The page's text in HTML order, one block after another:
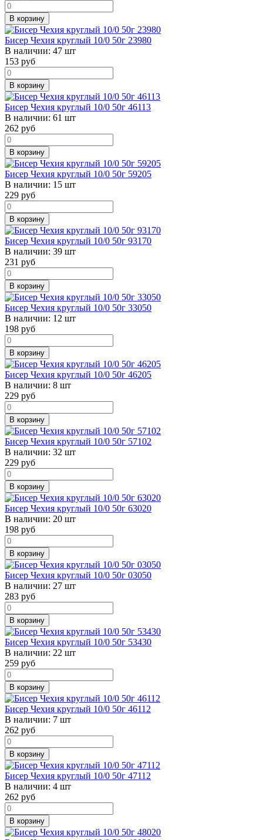
В корзину
Бисер Чехия круглый 10/0 50г 23980
В наличии: 47 шт
153 руб
В корзину
Бисер Чехия круглый 10/0 50г 46113
В наличии: 61 шт
262 руб
В корзину
Бисер Чехия круглый 10/0 50г 59205
В наличии: 15 шт
229 руб
В корзину
Бисер Чехия круглый 10/0 50г 93170
В наличии: 39 шт
231 руб
В корзину
Бисер Чехия круглый 10/0 50г 33050
В наличии: 12 шт
198 руб
В корзину
Бисер Чехия круглый 10/0 50г 46205
В наличии: 8 шт
229 руб
В корзину
Бисер Чехия круглый 10/0 50г 57102
В наличии: 32 шт
229 руб
В корзину
Бисер Чехия круглый 10/0 50г 63020
В наличии: 20 шт
198 руб
В корзину
Бисер Чехия круглый 10/0 50г 03050
В наличии: 27 шт
283 руб
В корзину
Бисер Чехия круглый 10/0 50г 53430
В наличии: 22 шт
259 руб
В корзину
Бисер Чехия круглый 10/0 50г 46112
В наличии: 7 шт
262 руб
В корзину
Бисер Чехия круглый 10/0 50г 47112
В наличии: 4 шт
262 руб
В корзину